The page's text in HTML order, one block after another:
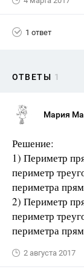
1 ответ
ОТВЕТЫ 1
Мария
Решение:
1) Периметр
периметр
периметра
2) Периметр
периметр
периметра
2 августа 2017